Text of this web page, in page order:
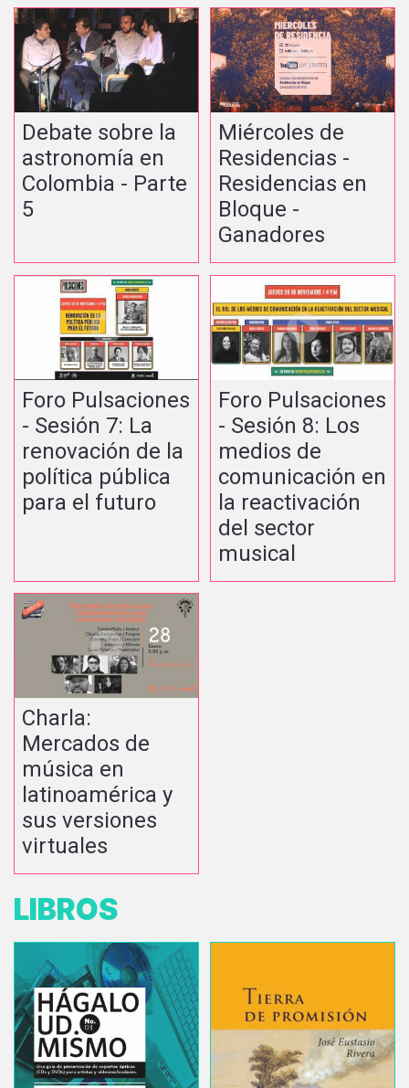
Debate sobre la
astronomía en
Colombia - Parte
5
Miércoles de
Residencias -
Residencias en
Bloque -
Ganadores
Foro Pulsaciones
- Sesión 7: La
renovación de la
política pública
para el futuro
Foro Pulsaciones
- Sesión 8: Los
medios de
comunicación en
la reactivación
del sector
musical
Charla:
Mercados de
música en
latinoamérica y
sus versiones
virtuales
LIBROS